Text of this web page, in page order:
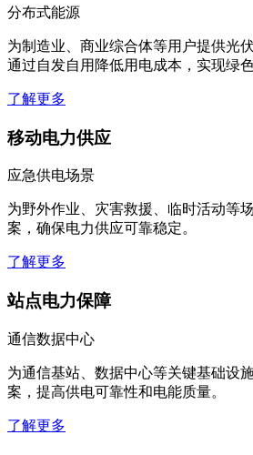
分布式能源
为制造业、商业综合体等用户提供光
通过自发自用降低用电成本，实现绿色
了解更多
移动电力供应
应急供电场景
为野外作业、灾害救援、临时活动等
案，确保电力供应可靠稳定。
了解更多
站点电力保障
通信数据中心
为通信基站、数据中心等关键基础设
案，提高供电可靠性和电能质量。
了解更多